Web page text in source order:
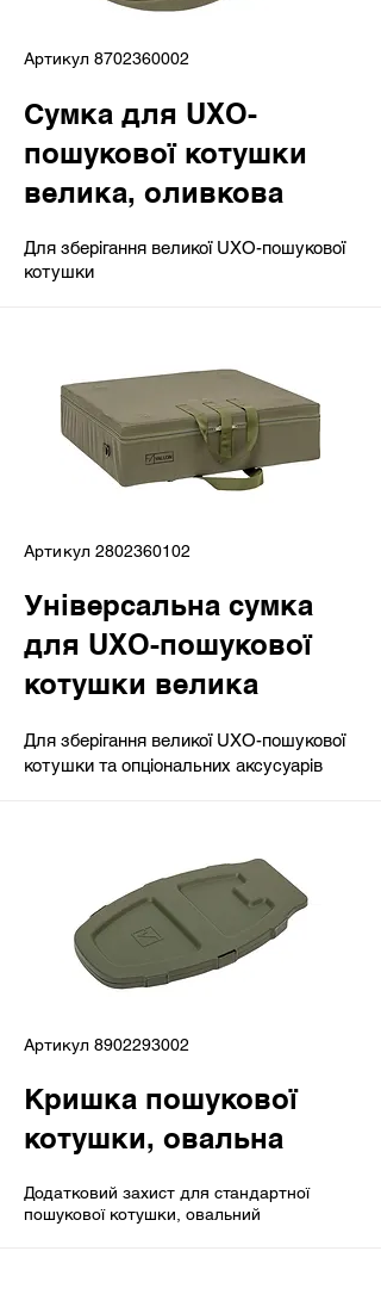
Артикул 8702360002
Сумка для UXO-
пошукової котушки
велика, оливкова​
Для зберігання великої UXO-пошукової
котушки
Артикул2802360102
Універсальна сумка
для UXO-пошукової
котушки велика
Для зберігання великої UXO-пошукової
котушки та опціональних аксусуарів
Артикул 8902293002
Кришка пошукової
котушки, овальна
Додатковий захист для стандартної
пошукової котушки, овальний